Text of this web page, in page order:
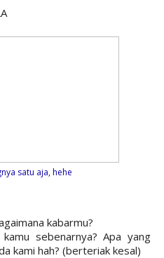
satu aja, hehe
kabarmu?
sebenarnya? Apa yang
kami hah? (berteriak kesal)